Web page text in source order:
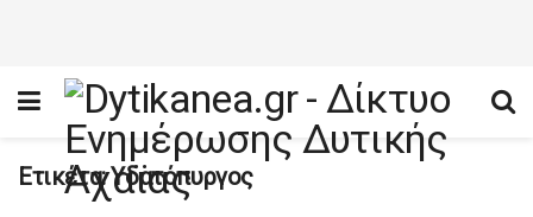
Ετικέτα:Υδατόπυργος